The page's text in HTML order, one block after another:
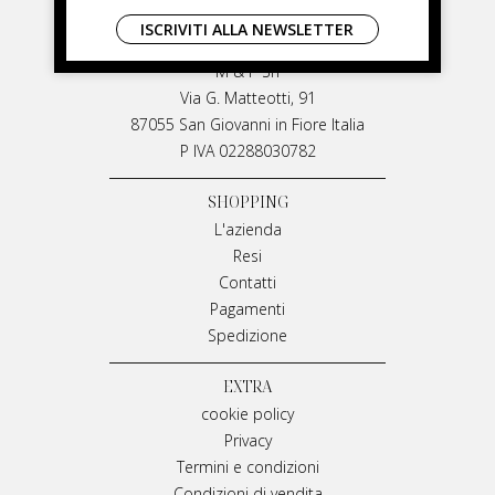
LIVIANA MIRARCHI
M & P Srl
Via G. Matteotti, 91
87055 San Giovanni in Fiore Italia
P IVA 02288030782
SHOPPING
L'azienda
Resi
Contatti
Pagamenti
Spedizione
EXTRA
cookie policy
Privacy
Termini e condizioni
ISCRIVITI ALLA NEWSLETTER